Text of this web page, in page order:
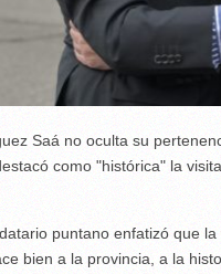
Saá no oculta su
como "histórica" la
puntano enfatizó que
bien a la provincia, a la